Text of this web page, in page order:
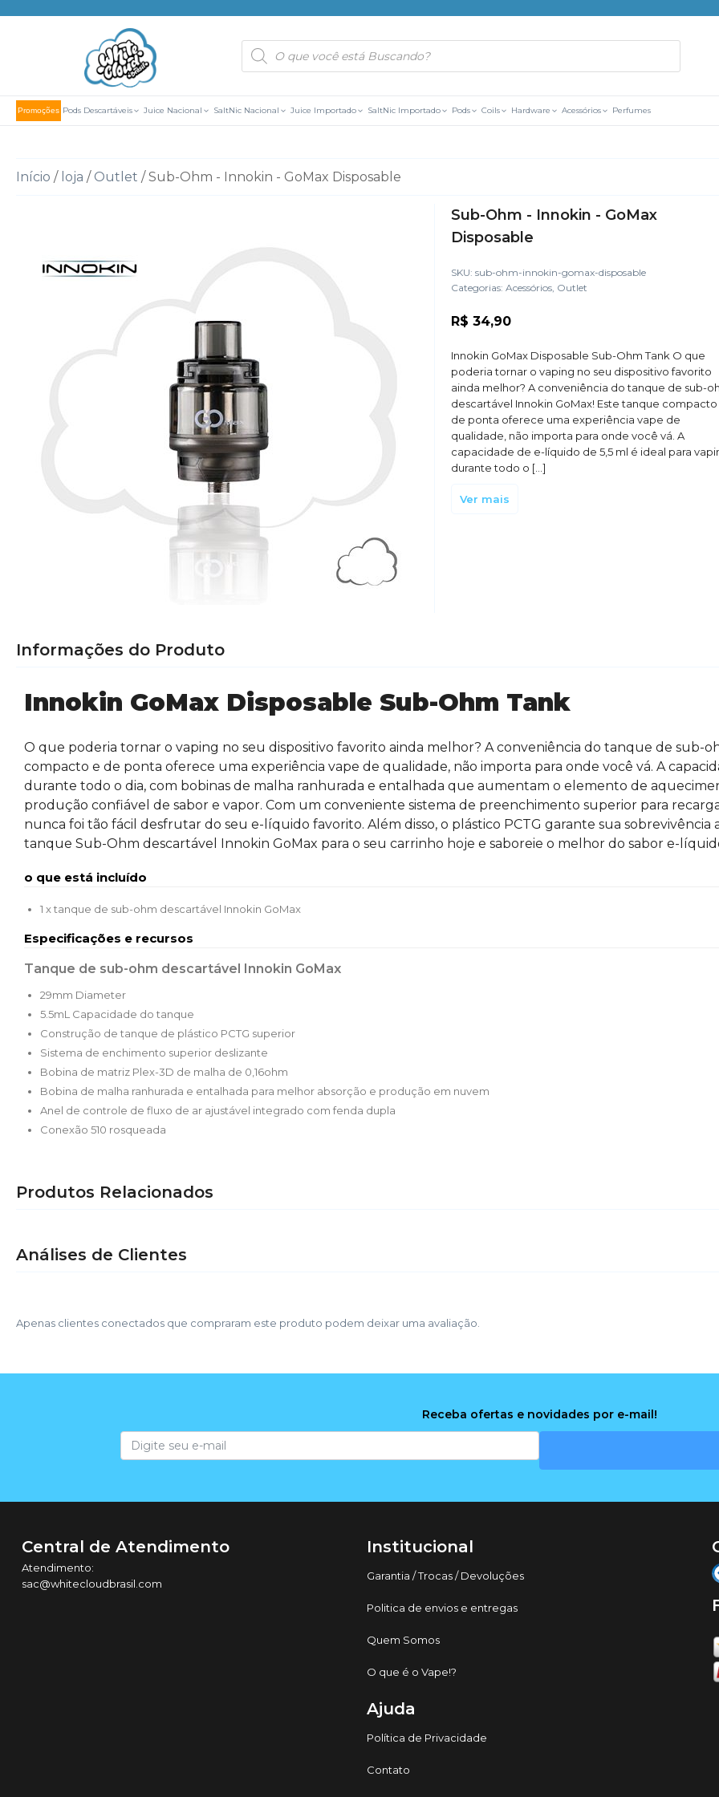
Pesquisar
produtos
Promoções Pods Descartáveis Juice Nacional SaltNic Nacional Juice Importado SaltNic Importado Pods Coils Hardware Acessórios Perfumes
Início / loja / Outlet / Sub-Ohm - Innokin - GoMax Disposable
Sub-Ohm - Innokin - GoMax
Disposable
SKU: sub-ohm-innokin-gomax-disposable
Categorias: Acessórios, Outlet
R$ 34,90
Innokin GoMax Disposable Sub-Ohm Tank O que
poderia tornar o vaping no seu dispositivo favorito
ainda melhor? A conveniência do tanque de sub-
descartável Innokin GoMax! Este tanque compacto
de ponta oferece uma experiência vape de
qualidade, não importa para onde você vá. A
capacidade de e-líquido de 5,5 ml é ideal para
durante todo o […]
Ver mais
Informações do Produto
Innokin GoMax Disposable Sub-Ohm Tank
O que poderia tornar o vaping no seu dispositivo favorito ainda melhor? A conveniência do tanque de sub-
compacto e de ponta oferece uma experiência vape de qualidade, não importa para onde você vá. A
durante todo o dia, com bobinas de malha ranhurada e entalhada que aumentam o elemento de
produção confiável de sabor e vapor. Com um conveniente sistema de preenchimento superior para
nunca foi tão fácil desfrutar do seu e-líquido favorito. Além disso, o plástico PCTG garante sua sobrevivência
tanque Sub-Ohm descartável Innokin GoMax para o seu carrinho hoje e saboreie o melhor do sabor e-
o que está incluído
1 x tanque de sub-ohm descartável Innokin GoMax
Especificações e recursos
Tanque de sub-ohm descartável Innokin GoMax
29mm Diameter
5.5mL Capacidade do tanque
Construção de tanque de plástico PCTG superior
Sistema de enchimento superior deslizante
Bobina de matriz Plex-3D de malha de 0,16ohm
Bobina de malha ranhurada e entalhada para melhor absorção e produção em nuvem
Anel de controle de fluxo de ar ajustável integrado com fenda dupla
Conexão 510 rosqueada
Produtos Relacionados
Análises de Clientes
Apenas clientes conectados que compraram este produto podem deixar uma avaliação.
Receba ofertas e novidades por e-mail!
Central de Atendimento
Atendimento:
sac@whitecloudbrasil.com
Institucional
Garantia / Trocas / Devoluções
Politica de envios e entregas
Quem Somos
O que é o Vape!?
Ajuda
Política de Privacidade
Contato